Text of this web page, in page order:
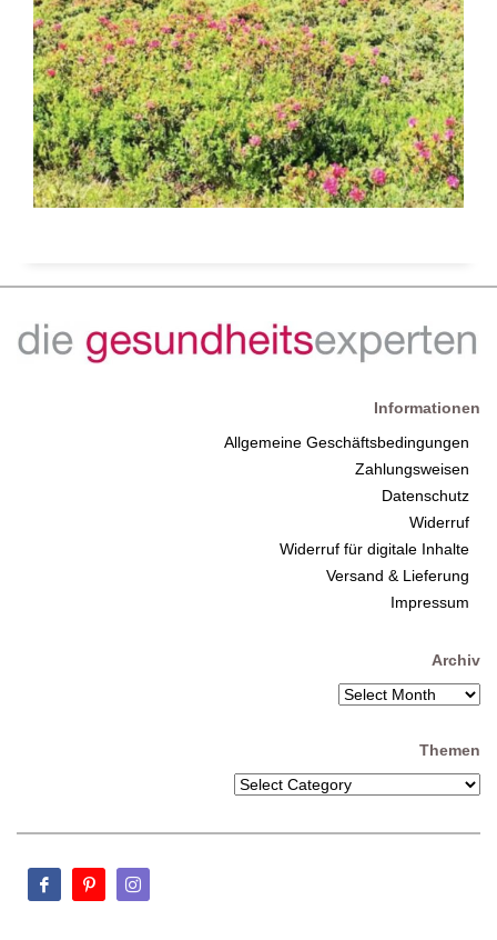
Informationen
Allgemeine Geschäftsbedingungen
Zahlungsweisen
Datenschutz
Widerruf
Widerruf für digitale Inhalte
Versand & Lieferung
Impressum
Archiv
Themen